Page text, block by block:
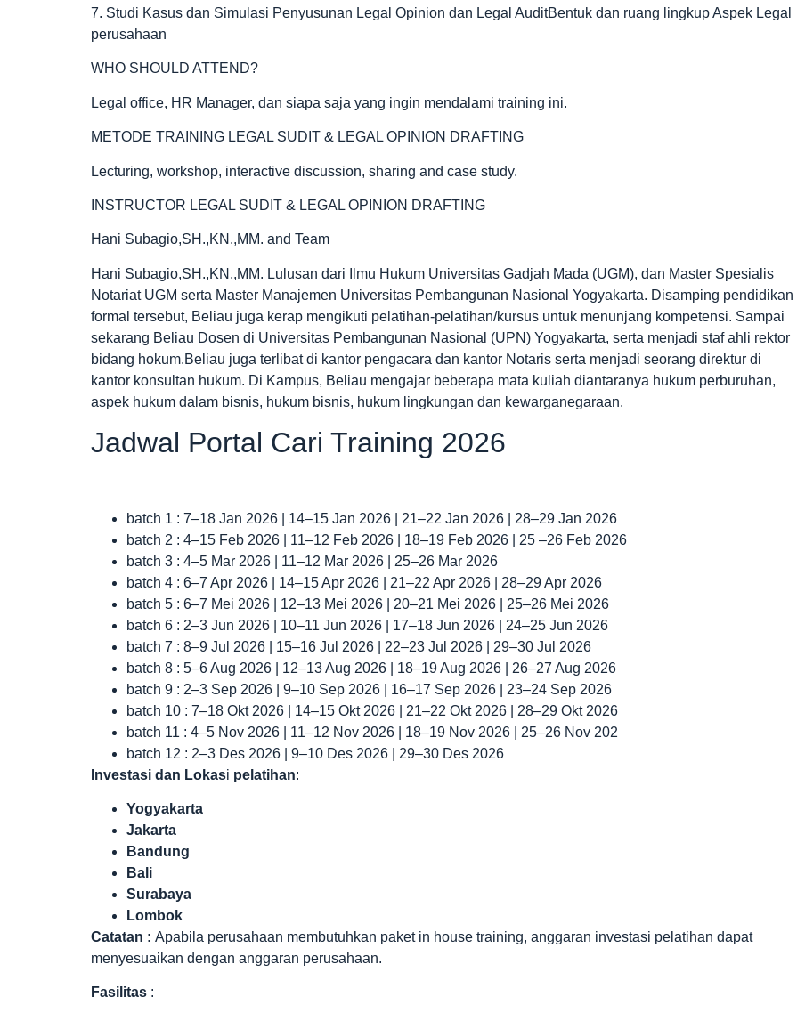
7. Studi Kasus dan Simulasi Penyusunan Legal Opinion dan Legal AuditBentuk dan ruang lingkup Aspek Legal
perusahaan
WHO SHOULD ATTEND?
Legal office, HR Manager, dan siapa saja yang ingin mendalami training ini.
METODE TRAINING LEGAL SUDIT & LEGAL OPINION DRAFTING
Lecturing, workshop, interactive discussion, sharing and case study.
INSTRUCTOR LEGAL SUDIT & LEGAL OPINION DRAFTING
Hani Subagio,SH.,KN.,MM. and Team
Hani Subagio,SH.,KN.,MM. Lulusan dari Ilmu Hukum Universitas Gadjah Mada (UGM), dan Master Spesialis
Notariat UGM serta Master Manajemen Universitas Pembangunan Nasional Yogyakarta. Disamping pendidikan
formal tersebut, Beliau juga kerap mengikuti pelatihan-pelatihan/kursus untuk menunjang kompetensi. Sampai
sekarang Beliau Dosen di Universitas Pembangunan Nasional (UPN) Yogyakarta, serta menjadi staf ahli rektor
bidang hokum.Beliau juga terlibat di kantor pengacara dan kantor Notaris serta menjadi seorang direktur di
kantor konsultan hukum. Di Kampus, Beliau mengajar beberapa mata kuliah diantaranya hukum perburuhan,
aspek hukum dalam bisnis, hukum bisnis, hukum lingkungan dan kewarganegaraan.
Jadwal Portal Cari Training 2026
batch 1 : 7–18 Jan 2026 | 14–15 Jan 2026 | 21–22 Jan 2026 | 28–29 Jan 2026
batch 2 : 4–15 Feb 2026 | 11–12 Feb 2026 | 18–19 Feb 2026 | 25 –26 Feb 2026
batch 3 : 4–5 Mar 2026 | 11–12 Mar 2026 | 25–26 Mar 2026
batch 4 : 6–7 Apr 2026 | 14–15 Apr 2026 | 21–22 Apr 2026 | 28–29 Apr 2026
batch 5 : 6–7 Mei 2026 | 12–13 Mei 2026 | 20–21 Mei 2026 | 25–26 Mei 2026
batch 6 : 2–3 Jun 2026 | 10–11 Jun 2026 | 17–18 Jun 2026 | 24–25 Jun 2026
batch 7 : 8–9 Jul 2026 | 15–16 Jul 2026 | 22–23 Jul 2026 | 29–30 Jul 2026
batch 8 : 5–6 Aug 2026 | 12–13 Aug 2026 | 18–19 Aug 2026 | 26–27 Aug 2026
batch 9 : 2–3 Sep 2026 | 9–10 Sep 2026 | 16–17 Sep 2026 | 23–24 Sep 2026
batch 10 : 7–18 Okt 2026 | 14–15 Okt 2026 | 21–22 Okt 2026 | 28–29 Okt 2026
batch 11 : 4–5 Nov 2026 | 11–12 Nov 2026 | 18–19 Nov 2026 | 25–26 Nov 202
batch 12 : 2–3 Des 2026 | 9–10 Des 2026 | 29–30 Des 2026
Investasi dan Lokasi pelatihan:
Yogyakarta
Jakarta
Bandung
Bali
Surabaya
Lombok
Catatan : Apabila perusahaan membutuhkan paket in house training, anggaran investasi pelatihan dapat
menyesuaikan dengan anggaran perusahaan.
Fasilitas :